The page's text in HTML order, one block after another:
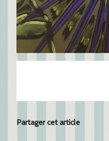
Partager cet article